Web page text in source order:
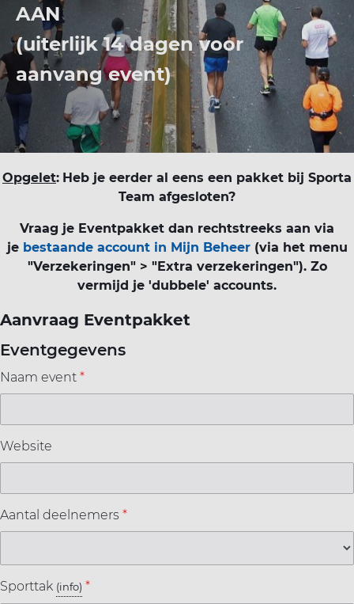
AAN
(uiterlijk 14 dagen voor
aanvang event)
Opgelet: Heb je eerder al eens een pakket bij Sporta
Team afgesloten?
Vraag je Eventpakket dan rechtstreeks aan via
je bestaande account in Mijn Beheer(via het menu
"Verzekeringen" > "Extra verzekeringen"). Zo
vermijd je 'dubbele' accounts.
Aanvraag Eventpakket
Eventgegevens
Naam event *
Website
Aantal deelnemers *
Sporttak (info) *